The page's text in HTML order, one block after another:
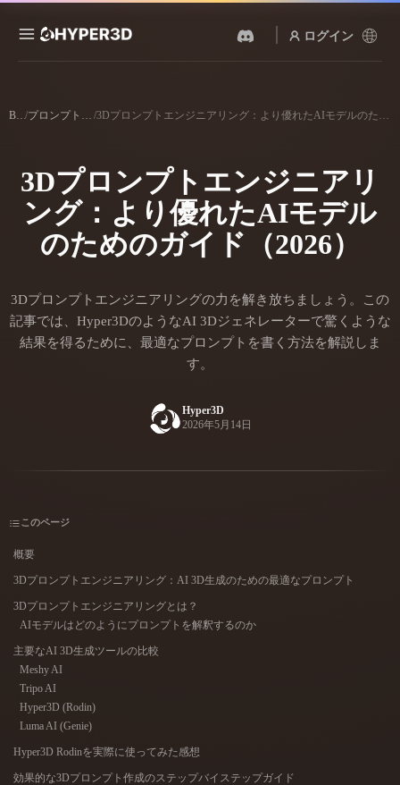
ログイン
Rodin ChatAvatar
機能
写真をアップロードするだ
けで、3Dオブジェクトが瞬
時に完成。
テキストから 3D
テキストプロンプトから3D
オブジェクトへ — 瞬時に。
AI 動画生成
テキストや画像から、AIで
AI 画像生成
シンプルなプロンプトか
API
私たちのクリエイティブAI
を、あなたのアプリやワー
クフローに組み込みましょ
AI HDRIジェネレーター
料金
リソース
ストーリー 研究 ブログ
Game
Automotive
NFT Creation
Metaverse
Engineering
プラグイン
Blender
Godot Maya
Blog/ プロンプトガイド / 3Dプロンプトエンジニアリング：より優れたAIモデルのためのガイド（2026）
3Dプロンプトエンジニアリ
ング：より優れたAIモデル
のためのガイド（2026）
3Dプロンプトエンジニアリングの力を解き放ちましょう。この
記事では、Hyper3DのようなAI 3Dジェネレーターで驚くような
結果を得るために、最適なプロンプトを書く方法を解説しま
す。
Hyper3D
2026年5月14日
このページ
概要
3Dプロンプトエンジニアリング：AI 3D生成のための最適なプロンプト
3Dプロンプトエンジニアリングとは？
AIモデルはどのようにプロンプトを解釈するのか
主要なAI 3D生成ツールの比較
Meshy AI
Tripo AI
Hyper3D (Rodin)
Luma AI (Genie)
Hyper3D Rodinを実際に使ってみた感想
効果的な3Dプロンプト作成のステップバイステップガイド